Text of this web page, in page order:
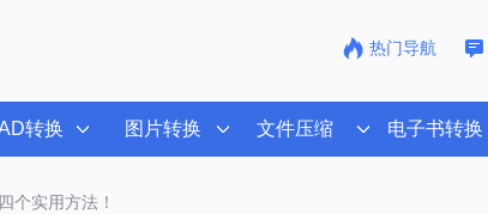
热门导航
转换 图片转换 文件压缩 电子书转换
个实用方法！